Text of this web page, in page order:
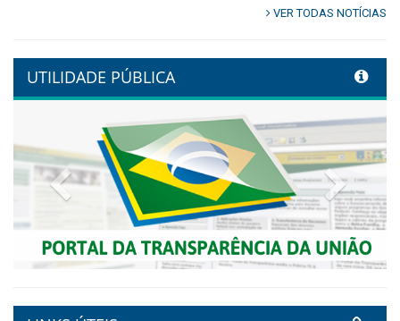
VER TODAS NOTÍCIAS
UTILIDADE PÚBLICA
Previous Next